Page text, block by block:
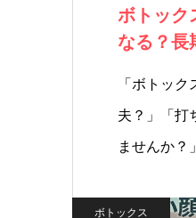
ボトック
なる？長
「ボトッ
夫？」「打
ませんか
ボトックス